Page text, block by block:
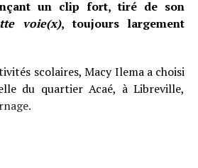
un clip fort, tiré de son
voie(x), toujours largement
scolaires, Macy Ilema a choisi
du quartier Acaé, à Libreville,